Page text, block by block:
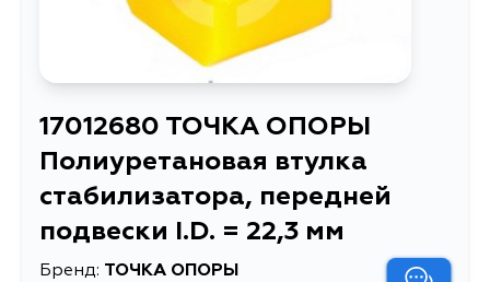
17012680 ТОЧКА ОПОРЫ
Полиуретановая втулка
стабилизатора, передней
подвески I.D. = 22,3 мм
Бренд: ТОЧКА ОПОРЫ